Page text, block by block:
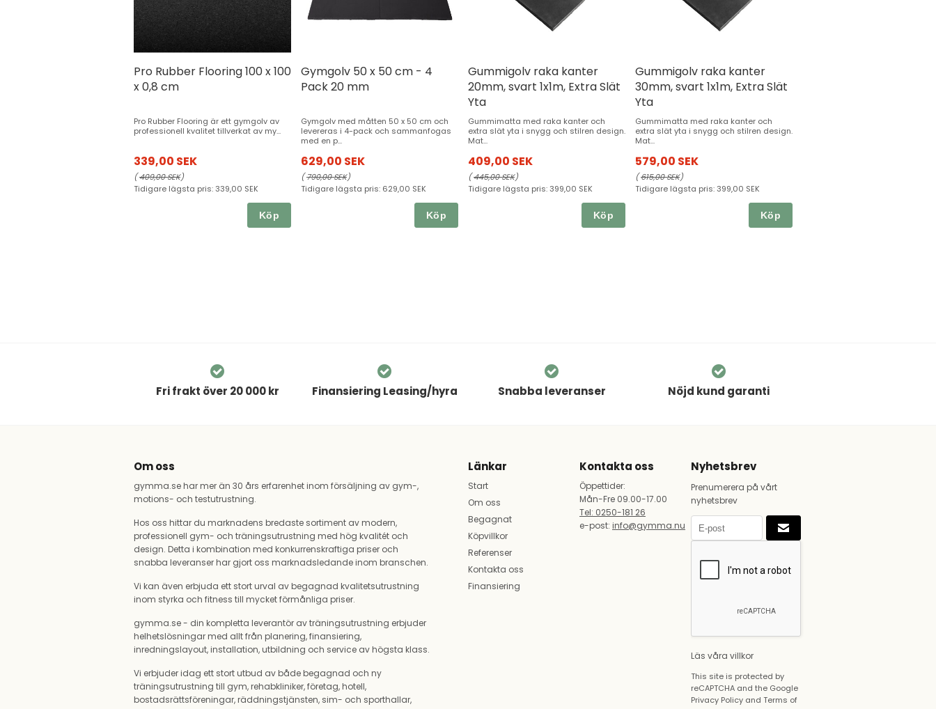
Pro Rubber Flooring 100 x 100
x 0,8 cm
Pro Rubber Flooring är ett gymgolv av
professionell kvalitet tillverkat av my...
339,00 SEK
(409,00 SEK)
Tidigare lägsta pris:339,00 SEK
Köp
Gymgolv 50 x 50 cm - 4
Pack 20 mm
Gymgolv med måtten 50 x 50 cm och
levereras i 4-pack och sammanfogas
med en p...
629,00 SEK
(790,00 SEK)
Tidigare lägsta pris: 629,00 SEK
Köp
Gummigolv raka kanter
20mm, svart 1x1m, Extra Slät
Yta
Gummimatta med raka kanter och
extra slät yta i snygg och stilren design.
Mat...
409,00 SEK
(445,00 SEK)
Tidigare lägsta pris:399,00 SEK
Köp
Gummigolv raka kanter
30mm, svart 1x1m, Extra Slät
Yta
Gummimatta med raka kanter och
extra slät yta i snygg och stilren design.
Mat...
579,00 SEK
(615,00 SEK)
Tidigare lägsta pris:399,00 SEK
Köp
Fri frakt över 20 000 kr Finansiering Leasing/hyra Snabba leveranser Nöjd kund garanti
Om oss
gymma.se har mer än 30 års erfarenhet inom försäljning av gym-,
motions- och testutrustning.
Hos oss hittar du marknadens bredaste sortiment av modern,
professionell gym- och träningsutrustning med hög kvalitét och
design. Detta i kombination med konkurrenskraftiga priser och
snabba leveranser har gjort oss marknadsledande inom branschen.
Vi kan även erbjuda ett stort urval av begagnad kvalitetsutrustning
inom styrka och fitness till mycket förmånliga priser.
gymma.se - din kompletta leverantör av träningsutrustning erbjuder
helhetslösningar med allt från planering, finansiering,
inredningslayout, installation, utbildning och service av högsta klass.
Vi erbjuder idag ett stort utbud av både begagnad och ny
träningsutrustning till gym, rehabkliniker, företag, hotell,
bostadsrättsföreningar, räddningstjänsten, sim- och sporthallar,
Länkar
Start
Om oss
Begagnat
Köpvillkor
Referenser
Kontakta oss
Finansiering
Kontakta oss
Öppettider:
Mån-Fre 09.00-17.00
Tel: 0250-181 26
e-post: info@gymma.nu
Nyhetsbrev
Prenumerera på vårt
nyhetsbrev
Läs våra villkor
This site is protected by
reCAPTCHA and the Google
Privacy Policyand Terms of